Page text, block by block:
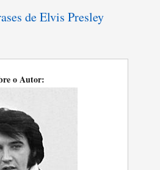
de Elvis Presley
o Autor: